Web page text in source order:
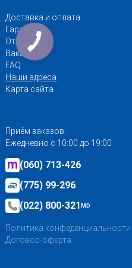
Доставка и оплата
Гарантии
Отзывы
Вакансии
FAQ
Наши адреса
Карта сайта
Приём заказов:
Ежедневно с 10:00 до 19:00
(060) 713-426
(775) 99-296
(022) 800-321MD
Политика конфеденциальности
Договор-оферта